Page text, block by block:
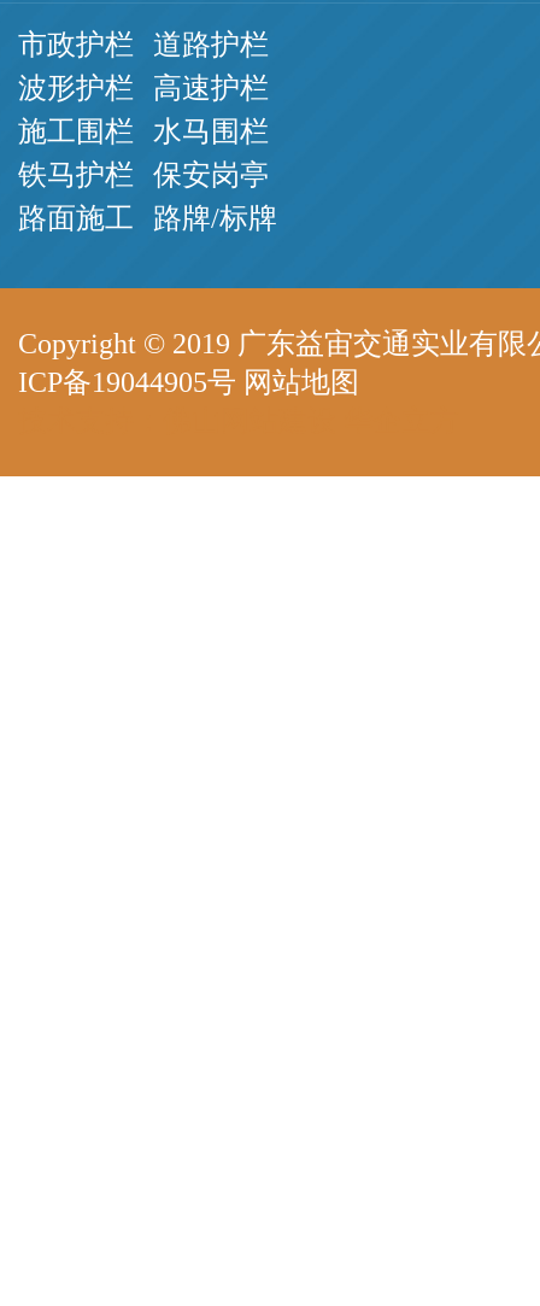
市政护栏
波形护栏
施工围栏
铁马护栏
路面施工
道路护栏
高速护栏
水马围栏
保安岗亭
路牌/标牌
Copyright © 2019 广东益宙交通实业有
ICP备19044905号 网站地图